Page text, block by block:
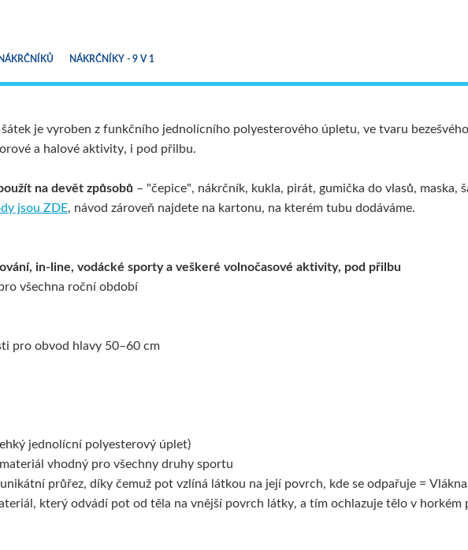
NÁKRČNÍKY - 9 V 1
je vyroben z funkčního jednolícního polyesterového úpletu, ve tvaru
a halové aktivity, i pod přilbu.
na devět způsobů – "čepice", nákrčník, kukla, pirát, gumička do vlasů, maska,
jsou ZDE návod zároveň najdete na kartonu, na kterém tubu dodáváme.
in-line, vodácké sporty a veškeré volnočasové aktivity, pod přilbu
všechna roční období
pro obvod hlavy 50–60 cm
jednolícní polyesterový úplet)
vhodný pro všechny druhy sportu
průřez, díky čemuž pot vzlíná látkou na její povrch, kde se odpařuje =
který odvádí pot od těla na vnější povrch látky, a tím ochlazuje tělo v horkém